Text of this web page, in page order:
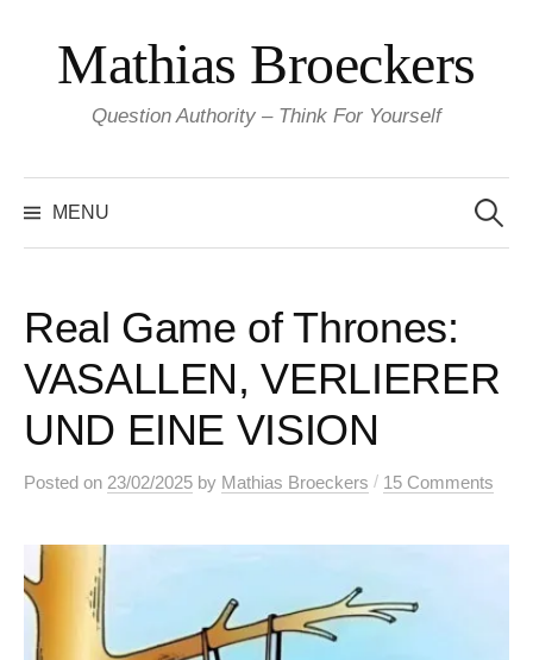
content
Mathias Broeckers
Question Authority – Think For Yourself
MENU
for:
Real Game of Thrones:
VASALLEN, VERLIERER
UND EINE VISION
Posted on 23/02/2025 by Mathias Broeckers / 15 Comments